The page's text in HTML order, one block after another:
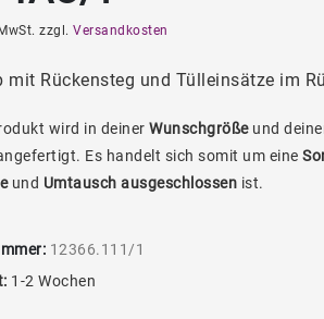
zzgl. Versandkosten
mit Rückensteg und Tülleinsätze im
wird in deiner Wunschgrößeund
Es handelt sich somit um eine
und Umtausch ausgeschlossen ist.
12366.111/1
1-2 Wochen